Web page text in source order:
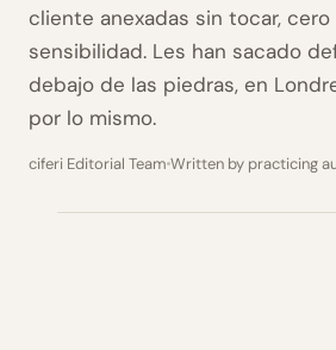
cliente anexadas sin tocar, cero
sensibilidad. Les han sacado
debajo de las piedras, en
por lo mismo.
ciferi Editorial Team Written by practicing